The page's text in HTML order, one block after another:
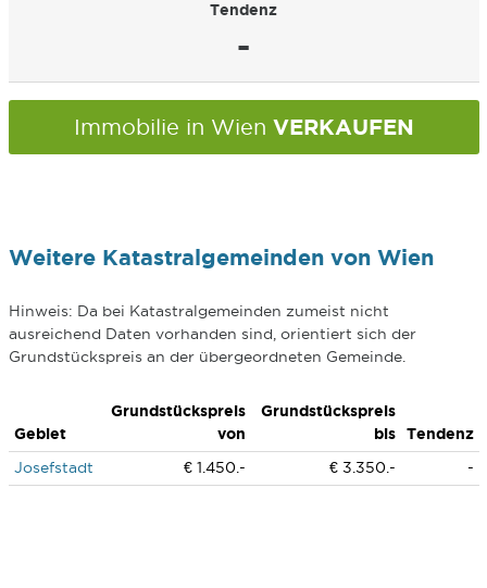
Tendenz
-
Immobilie in Wien VERKAUFEN
Weitere Katastralgemeinden von Wien
Hinweis: Da bei Katastralgemeinden zumeist nicht
ausreichend Daten vorhanden sind, orientiert sich der
Grundstückspreis an der übergeordneten Gemeinde.
Gebiet
Grundstückspreis
von
Grundstückspreis
bis
Tendenz
Josefstadt
€ 1.450.- € 3.350.- -